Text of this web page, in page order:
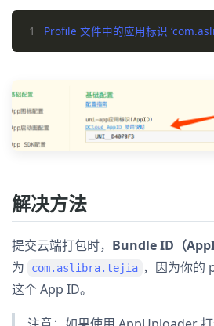
1 Profile 文件中的应用标识
解决方法
提交云端打包时， Bundle ID（
为
com.aslibra.tejia ，因为你的
这个 App ID。